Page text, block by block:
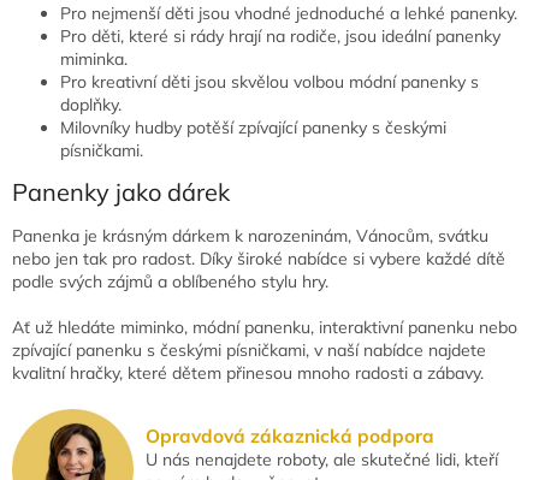
Pro nejmenší děti jsou vhodné jednoduché a lehké panenky.
Pro děti, které si rády hrají na rodiče, jsou ideální panenky
miminka.
Pro kreativní děti jsou skvělou volbou módní panenky s
doplňky.
Milovníky hudby potěší zpívající panenky s českými
písničkami.
Panenky jako dárek
Panenka je krásným dárkem k narozeninám, Vánocům, svátku
nebo jen tak pro radost. Díky široké nabídce si vybere každé dítě
podle svých zájmů a oblíbeného stylu hry.
Ať už hledáte miminko, módní panenku, interaktivní panenku nebo
zpívající panenku s českými písničkami, v naší nabídce najdete
kvalitní hračky, které dětem přinesou mnoho radosti a zábavy.
Opravdová zákaznická podpora
U nás nenajdete roboty, ale skutečné lidi, kteří